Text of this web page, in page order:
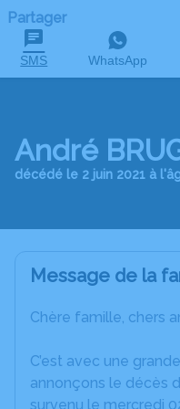
Partager
SMS WhatsApp
André
décédé le 2 juin 2021 à
Message de la
Chère famille, chers
C’est avec une
annonçons le décès
survenu le mercredi